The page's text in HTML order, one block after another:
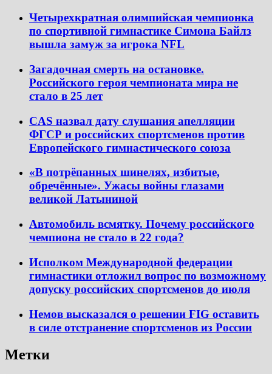
Четырехкратная олимпийская чемпионка
по спортивной гимнастике Симона Байлз
вышла замуж за игрока NFL
Загадочная смерть на остановке.
Российского героя чемпионата мира не
стало в 25 лет
CAS назвал дату слушания апелляции
ФГСР и российских спортсменов против
Европейского гимнастического союза
«В потрёпанных шинелях, избитые,
обречённые». Ужасы войны глазами
великой Латыниной
Автомобиль всмятку. Почему российского
чемпиона не стало в 22 года?
Исполком Международной федерации
гимнастики отложил вопрос по возможному
допуску российских спортсменов до июля
Немов высказался о решении FIG оставить
в силе отстранение спортсменов из России
Метки